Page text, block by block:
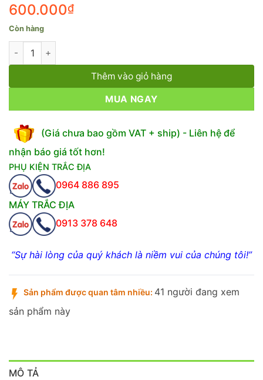
600.000₫
Còn hàng
Bộ đàm Motorola GP-358 số lượng
Thêm vào giỏ hàng
MUA NGAY
(Giá chưa bao gồm VAT + ship) - Liên hệ để
nhận báo giá tốt hơn!
PHỤ KIỆN TRẮC ĐỊA
0964 886 895
MÁY TRẮC ĐỊA
0913 378 648
“Sự hài lòng của quý khách là niềm vui của chúng tôi!”
Sản phẩm được quan tâm nhiều: 41 người đang xem
sản phẩm này
MÔ TẢ